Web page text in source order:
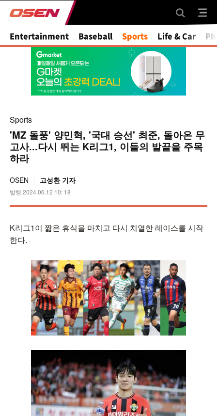
Mute
Entertainment Baseball Sports Life & Car
Sports
'MZ 돌풍' 양민혁, '국대 승선' 최준, 돌아온 무
고사...다시 뛰는 K리그1, 이들의 발끝을 주목
하라
OSEN 고성환 기자
발행 2024.06.12 10: 18
K리그1이 짧은 휴식을 마치고 다시 치열한 레이스를 시작
한다.